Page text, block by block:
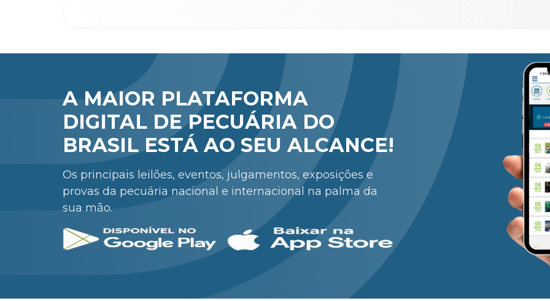
A MAIOR PLATAFORMA
DIGITAL DE PECUÁRIA DO
BRASIL ESTÁ AO SEU ALCANCE!
Os principais leilões, eventos, julgamentos, exposições e
provas da pecuária nacional e internacional na palma da
sua mão.